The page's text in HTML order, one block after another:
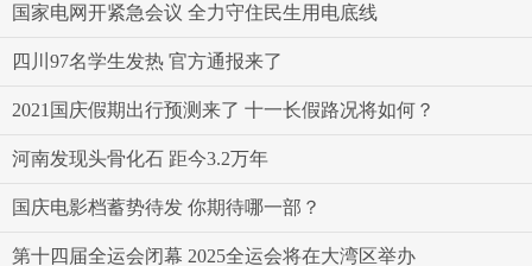
国家电网开紧急会议 全力守住民生用电底线
四川97名学生发热 官方通报来了
2021国庆假期出行预测来了 十一长假路况将如何？
河南发现头骨化石 距今3.2万年
国庆电影档蓄势待发 你期待哪一部？
第十四届全运会闭幕 2025全运会将在大湾区举办